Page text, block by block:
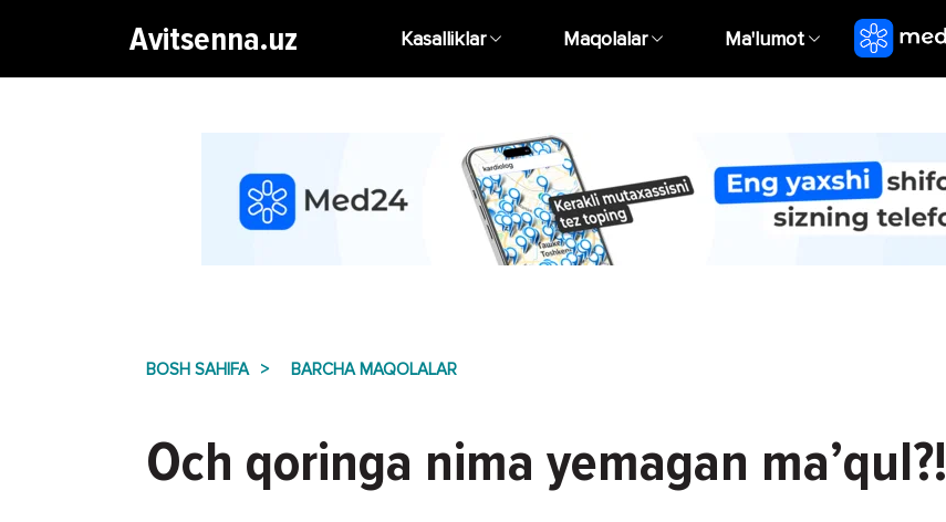
Avitsenna.uz Kasalliklar Maqolalar Ma'lumot
BOSH SAHIFA BARCHA MAQOLALAR
Och qoringa nima yemagan ma’qul?!